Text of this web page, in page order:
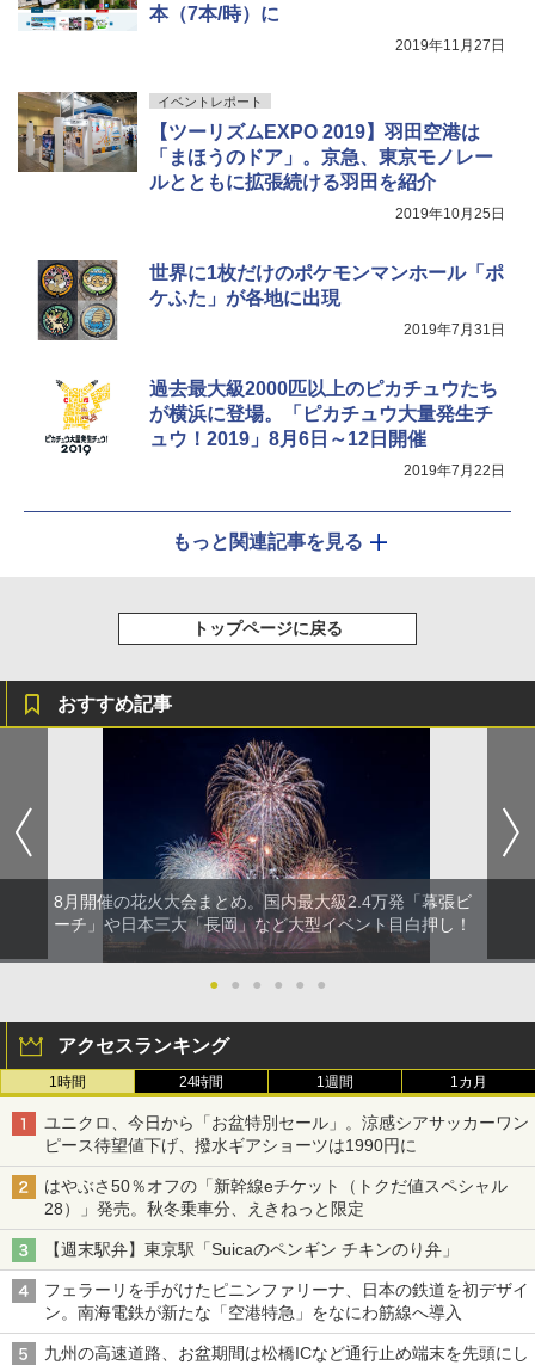
着替えテント トイレテント 透けない【換気
コンパクト iimono117 (ブルー)
￥3,080
本（7本/時）に
2019年11月27日
イベントレポート
【ツーリズムEXPO 2019】羽田空港は
「まほうのドア」。京急、東京モノレー
ルとともに拡張続ける羽田を紹介
2019年10月25日
世界に1枚だけのポケモンマンホール「ポ
ケふた」が各地に出現
2019年7月31日
過去最大級2000匹以上のピカチュウたち
が横浜に登場。「ピカチュウ大量発生チ
ュウ！2019」8月6日～12日開催
2019年7月22日
もっと関連記事を見る
トップページに戻る
おすすめ記事
8月開催の花火大会まとめ。国内最大級2.4万発「幕張ビ
ーチ」や日本三大「長岡」など大型イベント目白押し！
● ● ● ● ● ●
アクセスランキング
1時間 24時間 1週間 1カ月
ユニクロ、今日から「お盆特別セール」。涼感シアサッカーワン
ピース待望値下げ、撥水ギアショーツは1990円に
はやぶさ50％オフの「新幹線eチケット（トクだ値スペシャル
28）」発売。秋冬乗車分、えきねっと限定
【週末駅弁】東京駅「Suicaのペンギン チキンのり弁」
フェラーリを手がけたピニンファリーナ、日本の鉄道を初デザイ
ン。南海電鉄が新たな「空港特急」をなにわ筋線へ導入
九州の高速道路、お盆期間は松橋ICなど通行止め端末を先頭にし